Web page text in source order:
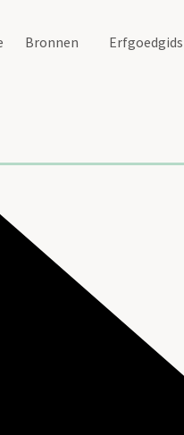
Bronnen Erfgoedgids